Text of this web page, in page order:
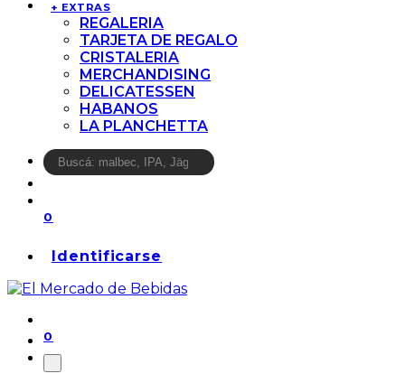
+ EXTRAS
REGALERIA
TARJETA DE REGALO
CRISTALERIA
MERCHANDISING
DELICATESSEN
HABANOS
LA PLANCHETTA
0
Identificarse
0